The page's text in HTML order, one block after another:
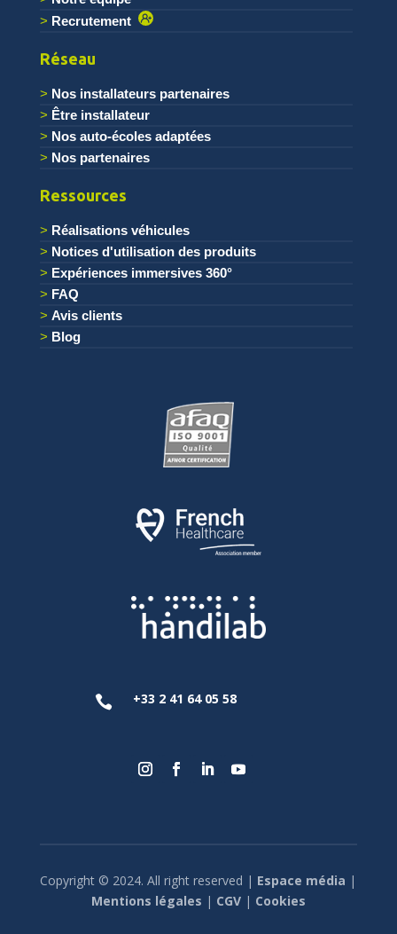
Recrutement
Réseau
Nos installateurs partenaires
Être installateur
Nos auto-écoles adaptées
Nos partenaires
Ressources
Réalisations véhicules
Notices d'utilisation des produits
Expériences immersives 360°
FAQ
Avis clients
Blog
 +33 2 41 64 05 58
Copyright © 2024. All right reserved | Espace média |
Mentions légales | CGV| Cookies